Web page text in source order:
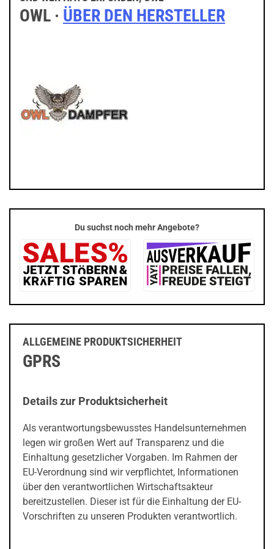
OWL · ÜBER DEN HERSTELLER
Du suchst noch mehr Angebote?
ALLGEMEINE PRODUKTSICHERHEIT
GPRS
Details zur Produktsicherheit
Als verantwortungsbewusstes Handelsunternehmen
legen wir großen Wert auf Transparenz und die
Einhaltung gesetzlicher Vorgaben. Im Rahmen der
EU-Verordnung sind wir verpflichtet, Informationen
über den verantwortlichen Wirtschaftsakteur
bereitzustellen. Dieser ist für die Einhaltung der EU-
Vorschriften zu unseren Produkten verantwortlich.